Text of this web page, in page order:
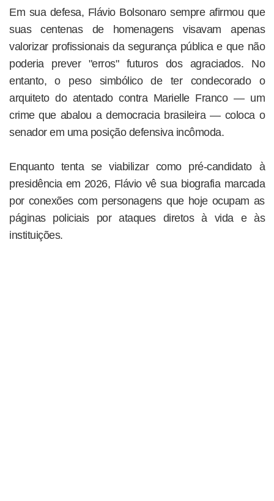
Em sua defesa, Flávio Bolsonaro sempre afirmou que
suas centenas de homenagens visavam apenas
valorizar profissionais da segurança pública e que não
poderia prever "erros" futuros dos agraciados. No
entanto, o peso simbólico de ter condecorado o
arquiteto do atentado contra Marielle Franco — um
crime que abalou a democracia brasileira — coloca o
senador em uma posição defensiva incômoda.
Enquanto tenta se viabilizar como pré-candidato à
presidência em 2026, Flávio vê sua biografia marcada
por conexões com personagens que hoje ocupam as
páginas policiais por ataques diretos à vida e às
instituições.